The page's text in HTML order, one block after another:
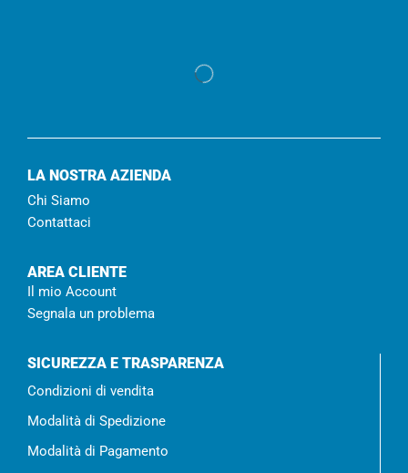
LA NOSTRA AZIENDA
Chi Siamo
Contattaci
AREA CLIENTE
Il mio Account
Segnala un problema
SICUREZZA E TRASPARENZA
Condizioni di vendita
Modalità di Spedizione
Modalità di Pagamento